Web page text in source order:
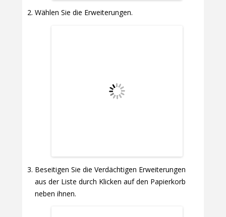
Wählen Sie die Erweiterungen.
Beseitigen Sie die Verdächtigen Erweiterungen
aus der Liste durch Klicken auf den Papierkorb
neben ihnen.